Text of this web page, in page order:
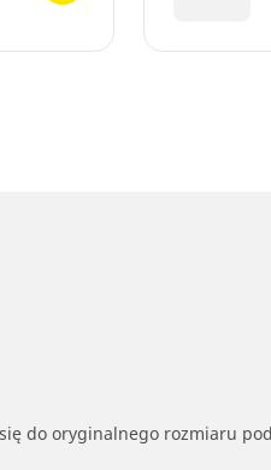
do oryginalnego rozmiaru